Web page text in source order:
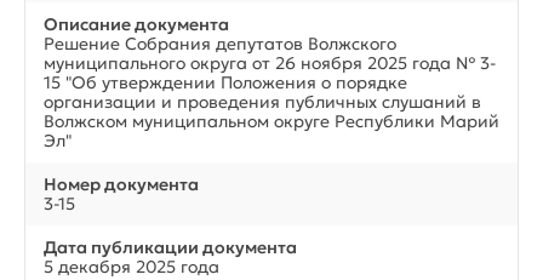
Описание документа
Решение Собрания депутатов Волжского
муниципального округа от 26 ноября 2025 года № 3-
15 "Об утверждении Положения о порядке
организации и проведения публичных слушаний в
Волжском муниципальном округе Республики Марий
Эл"
Номер документа
3-15
Дата публикации документа
5 декабря 2025 года